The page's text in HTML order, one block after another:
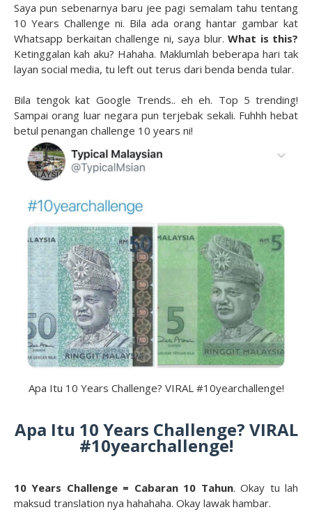
Saya pun sebenarnya baru jee pagi semalam tahu tentang
10 Years Challenge ni. Bila ada orang hantar gambar kat
Whatsapp berkaitan challenge ni, saya blur. What is this?
Ketinggalan kah aku? Hahaha. Maklumlah beberapa hari tak
layan social media, tu left out terus dari benda benda tular.
Bila tengok kat Google Trends.. eh eh. Top 5 trending!
Sampai orang luar negara pun terjebak sekali. Fuhhh hebat
betul penangan challenge 10 years ni!
Apa Itu 10 Years Challenge? VIRAL #10yearchallenge!
Apa Itu 10 Years Challenge? VIRAL
#10yearchallenge!
10 Years Challenge = Cabaran 10 Tahun. Okay tu lah
maksud translation nya hahahaha. Okay lawak hambar.